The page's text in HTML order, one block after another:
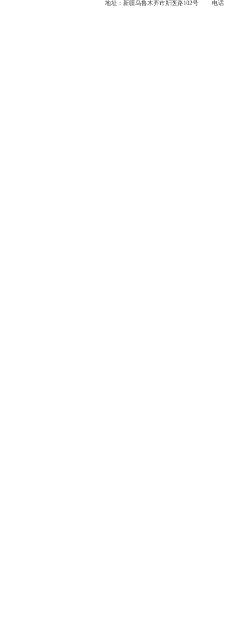
地址：新疆乌鲁木齐市新医路102号 电